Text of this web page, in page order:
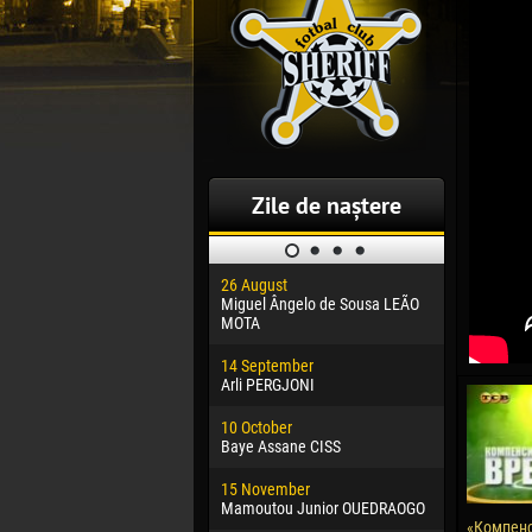
Zile de naștere
26 August
Miguel Ângelo de Sousa LEÃO
MOTA
14 September
Arli PERGJONI
10 October
Baye Assane CISS
15 November
Mamoutou Junior OUEDRAOGO
24 February
Vladislav
02 March
Veaceslav
09 March
Emmanuel